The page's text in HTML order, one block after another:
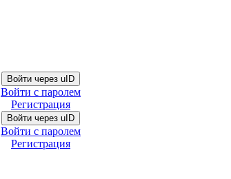
Войти через uID
Войти с паролем
Регистрация
Войти через uID
Войти с паролем
Регистрация